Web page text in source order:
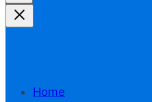
Home